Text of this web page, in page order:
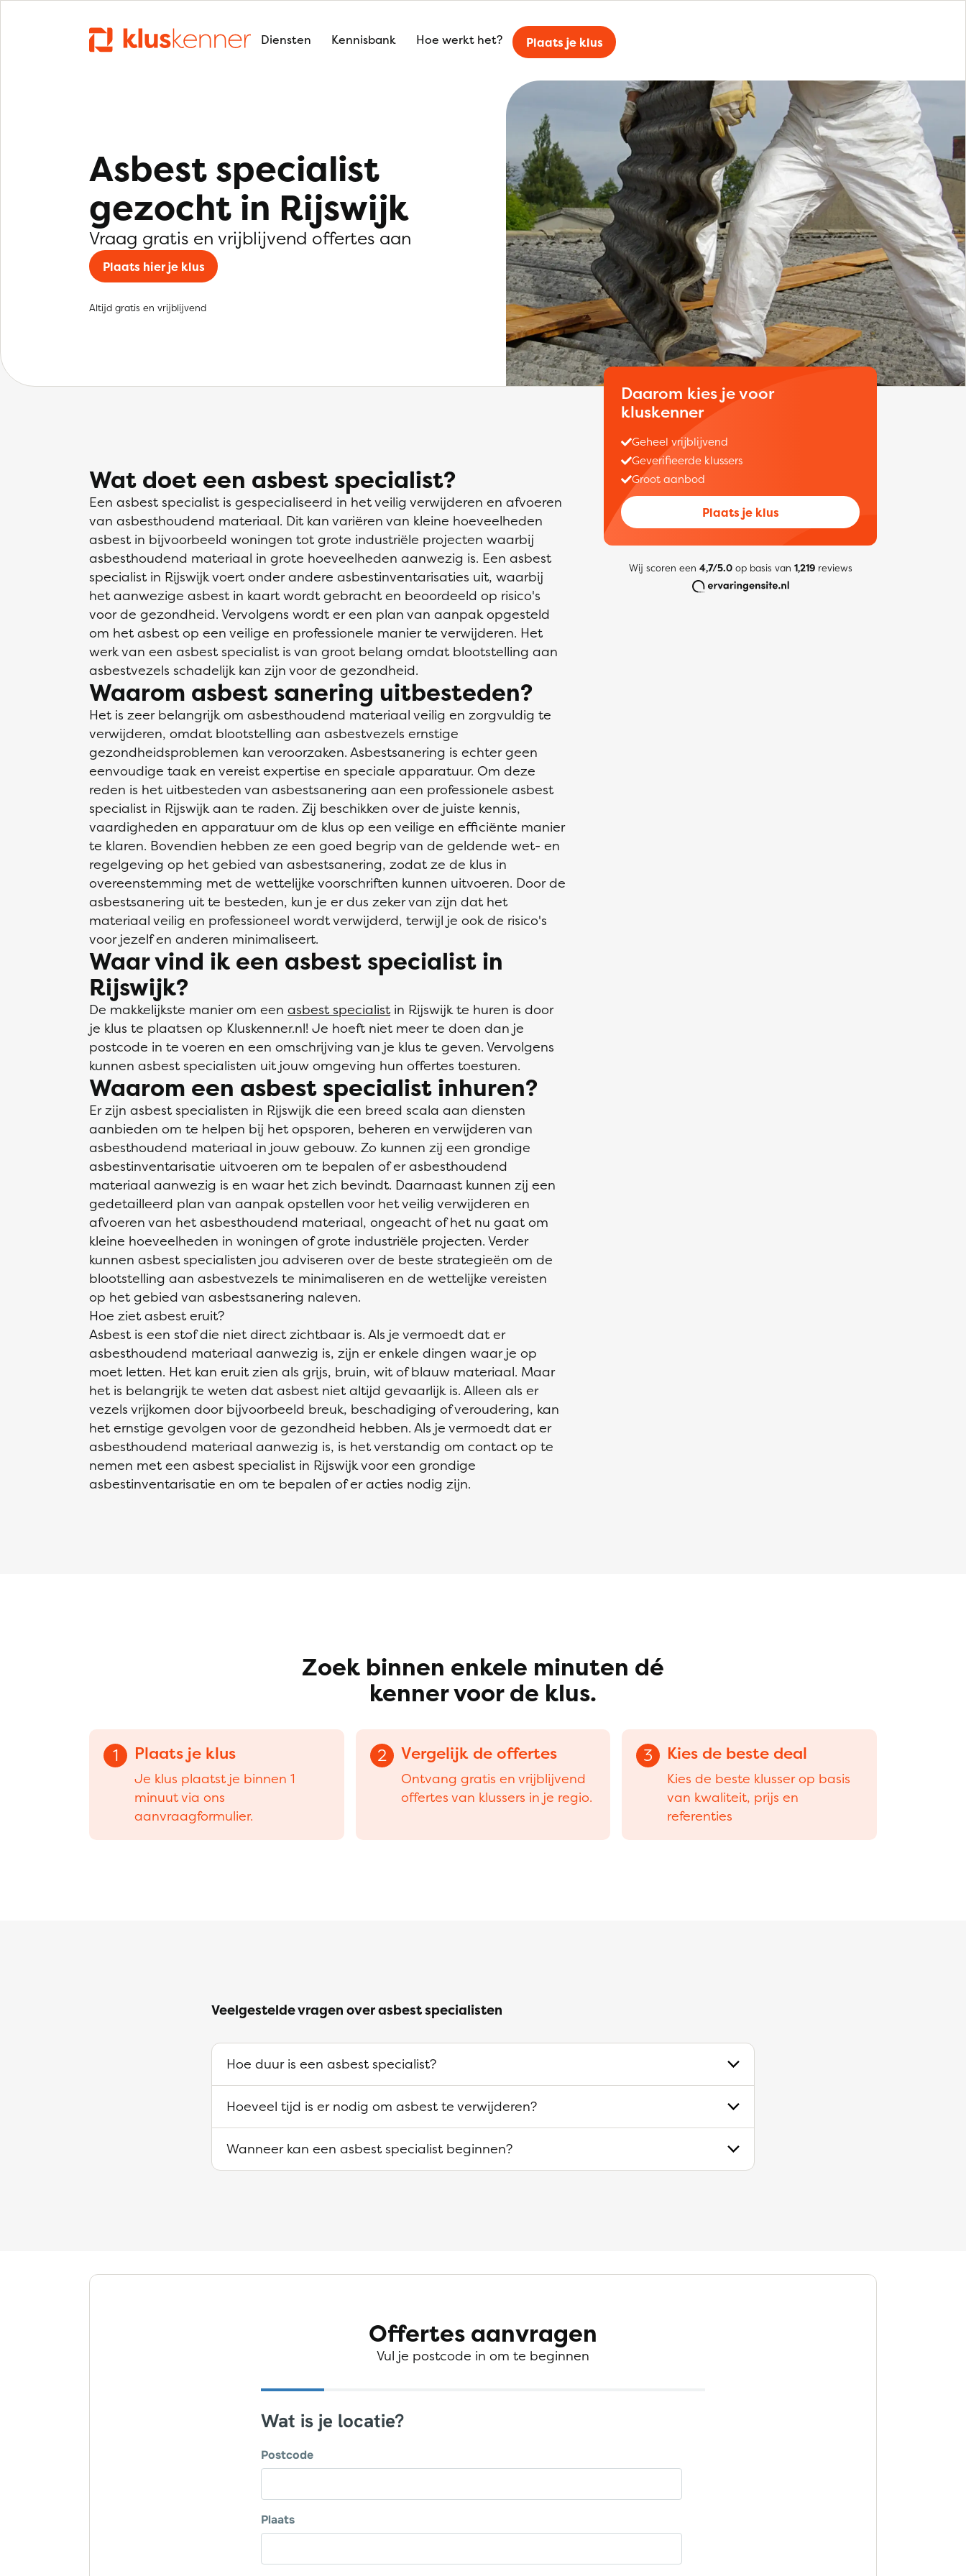
Diensten Kennisbank Hoe werkt het? Plaats je klus
Asbest specialist
gezocht in Rijswijk
Vraag gratis en vrijblijvend offertes aan
Plaats hier je klus
Altijd gratis en vrijblijvend
Wat doet een asbest specialist?
Een asbest specialist is gespecialiseerd in het veilig verwijderen en afvoeren
van asbesthoudend materiaal. Dit kan variëren van kleine hoeveelheden
asbest in bijvoorbeeld woningen tot grote industriële projecten waarbij
asbesthoudend materiaal in grote hoeveelheden aanwezig is. Een asbest
specialist in Rijswijk voert onder andere asbestinventarisaties uit, waarbij
het aanwezige asbest in kaart wordt gebracht en beoordeeld op risico's
voor de gezondheid. Vervolgens wordt er een plan van aanpak opgesteld
om het asbest op een veilige en professionele manier te verwijderen. Het
werk van een asbest specialist is van groot belang omdat blootstelling aan
asbestvezels schadelijk kan zijn voor de gezondheid.
Waarom asbest sanering uitbesteden?
Het is zeer belangrijk om asbesthoudend materiaal veilig en zorgvuldig te
verwijderen, omdat blootstelling aan asbestvezels ernstige
gezondheidsproblemen kan veroorzaken. Asbestsanering is echter geen
eenvoudige taak en vereist expertise en speciale apparatuur. Om deze
reden is het uitbesteden van asbestsanering aan een professionele asbest
specialist in Rijswijk aan te raden. Zij beschikken over de juiste kennis,
vaardigheden en apparatuur om de klus op een veilige en efficiënte manier
te klaren. Bovendien hebben ze een goed begrip van de geldende wet- en
regelgeving op het gebied van asbestsanering, zodat ze de klus in
overeenstemming met de wettelijke voorschriften kunnen uitvoeren. Door de
asbestsanering uit te besteden, kun je er dus zeker van zijn dat het
materiaal veilig en professioneel wordt verwijderd, terwijl je ook de risico's
voor jezelf en anderen minimaliseert.
Waar vind ik een asbest specialist in
Rijswijk?
De makkelijkste manier om een asbest specialist in Rijswijk te huren is door
je klus te plaatsen op Kluskenner.nl! Je hoeft niet meer te doen dan je
postcode in te voeren en een omschrijving van je klus te geven. Vervolgens
kunnen asbest specialisten uit jouw omgeving hun offertes toesturen.
Waarom een asbest specialist inhuren?
Er zijn asbest specialisten in Rijswijk die een breed scala aan diensten
aanbieden om te helpen bij het opsporen, beheren en verwijderen van
asbesthoudend materiaal in jouw gebouw. Zo kunnen zij een grondige
asbestinventarisatie uitvoeren om te bepalen of er asbesthoudend
materiaal aanwezig is en waar het zich bevindt. Daarnaast kunnen zij een
gedetailleerd plan van aanpak opstellen voor het veilig verwijderen en
afvoeren van het asbesthoudend materiaal, ongeacht of het nu gaat om
kleine hoeveelheden in woningen of grote industriële projecten. Verder
kunnen asbest specialisten jou adviseren over de beste strategieën om de
blootstelling aan asbestvezels te minimaliseren en de wettelijke vereisten
op het gebied van asbestsanering naleven.
Hoe ziet asbest eruit?
Asbest is een stof die niet direct zichtbaar is. Als je vermoedt dat er
asbesthoudend materiaal aanwezig is, zijn er enkele dingen waar je op
moet letten. Het kan eruit zien als grijs, bruin, wit of blauw materiaal. Maar
het is belangrijk te weten dat asbest niet altijd gevaarlijk is. Alleen als er
vezels vrijkomen door bijvoorbeeld breuk, beschadiging of veroudering, kan
het ernstige gevolgen voor de gezondheid hebben. Als je vermoedt dat er
asbesthoudend materiaal aanwezig is, is het verstandig om contact op te
nemen met een asbest specialist in Rijswijk voor een grondige
asbestinventarisatie en om te bepalen of er acties nodig zijn.
Daarom kies je voor
kluskenner
Geheel vrijblijvend
Geverifieerde klussers
Groot aanbod
Plaats je klus
Wij scoren een 4,7/5.0op basis van 1,219reviews
Zoek binnen enkele minuten dé
kenner voor de klus.
1 Plaats je klus
Je klus plaatst je binnen 1
minuut via ons
aanvraagformulier.
2 Vergelijk de offertes
Ontvang gratis en vrijblijvend
offertes van klussers in je regio.
3 Kies de beste deal
Kies de beste klusser op basis
van kwaliteit, prijs en
referenties
Veelgestelde vragen over asbest specialisten
Hoe duur is een asbest specialist?
Hoeveel tijd is er nodig om asbest te verwijderen?
Wanneer kan een asbest specialist beginnen?
Offertes aanvragen
Vul je postcode in om te beginnen